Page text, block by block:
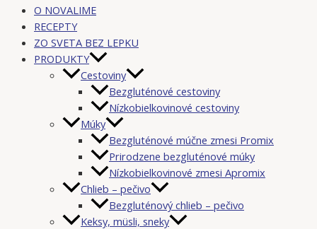
O NOVALIME
RECEPTY
ZO SVETA BEZ LEPKU
PRODUKTY
Cestoviny
Bezgluténové cestoviny
Nízkobielkovinové cestoviny
Múky
Bezgluténové múčne zmesi Promix
Prirodzene bezgluténové múky
Nízkobielkovinové zmesi Apromix
Chlieb – pečivo
Bezgluténový chlieb – pečivo
Keksy, müsli, sneky